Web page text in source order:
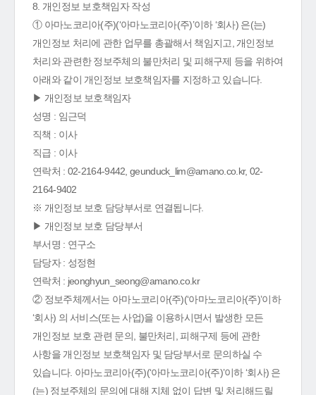
8. 개인정보 보호책임자 작성
① 아마노코리아(주)(‘아마노코리아(주)’이하 ‘회사) 은(는)
개인정보 처리에 관한 업무를 총괄해서 책임지고, 개인정보
처리와 관련한 정보주체의 불만처리 및 피해구제 등을 위하여
아래와 같이 개인정보 보호책임자를 지정하고 있습니다.
▶ 개인정보 보호책임자
성명 : 임근덕
직책 : 이사
직급 : 이사
연락처 : 02-2164-9442, geunduck_lim@amano.co.kr, 02-
2164-9402
※ 개인정보 보호 담당부서로 연결됩니다.
▶ 개인정보 보호 담당부서
부서명 : 연구소
담당자 : 성정현
연락처 : jeonghyun_seong@amano.co.kr
② 정보주체께서는 아마노코리아(주)(‘아마노코리아(주)’이하
‘회사) 의 서비스(또는 사업)을 이용하시면서 발생한 모든
개인정보 보호 관련 문의, 불만처리, 피해구제 등에 관한
사항을 개인정보 보호책임자 및 담당부서로 문의하실 수
있습니다. 아마노코리아(주)(‘아마노코리아(주)’이하 ‘회사) 은
(는) 정보주체의 문의에 대해 지체 없이 답변 및 처리해드릴